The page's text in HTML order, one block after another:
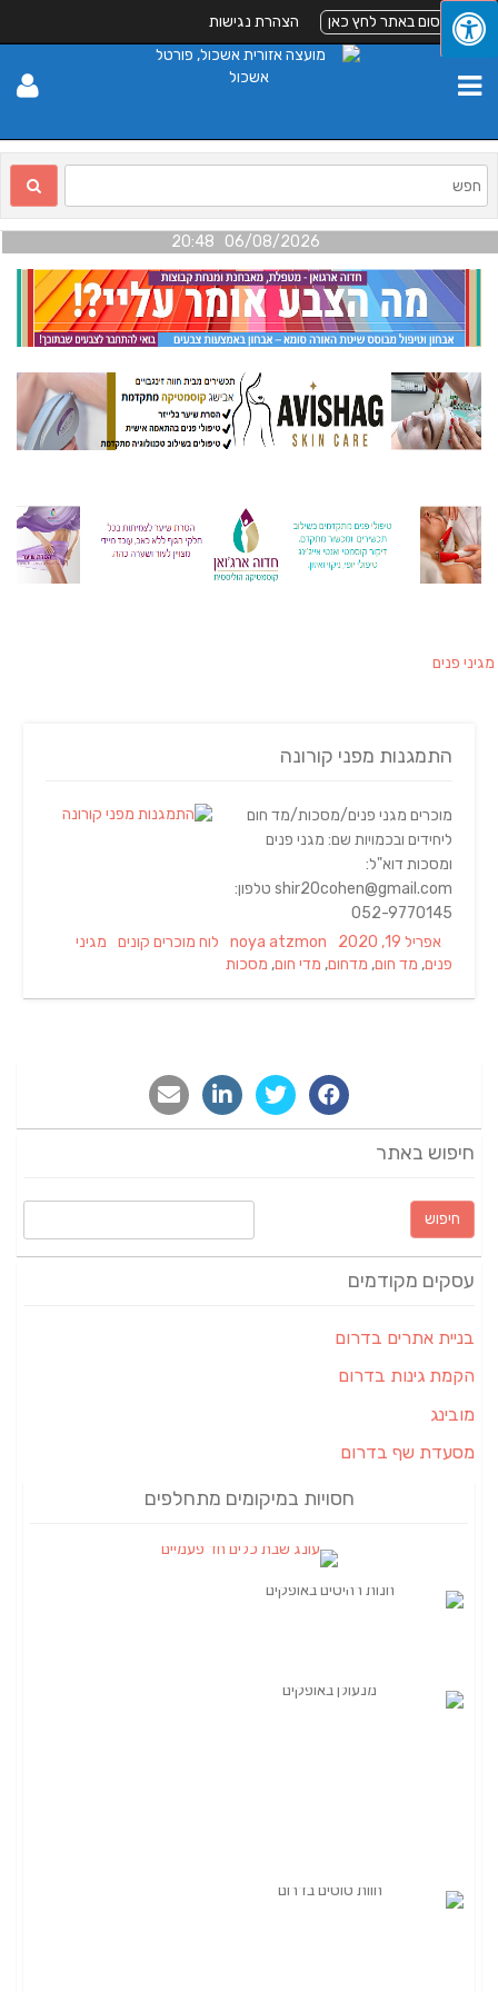
לפרסום באתר לחץ כאן הצהרת נגישות
06/08/2026 20:48
מגיני פנים
התמגנות מפני קורונה
מוכרים מגני פנים/מסכות/מד חום
ליחידים ובכמויות שם: מגני פנים
ומסכות דוא"ל:
shir20cohen@gmail.com טלפון:
052-9770145
Posted
on
אפריל 19, 2020 Author
noya atzmon
Categories
לוח מוכרים קונים Tags
מגיני
פנים, מד חום, מדחום, מדי חום, מסכות
חיפוש באתר
חיפוש:
עסקים מקודמים
בניית אתרים בדרום
הקמת גינות בדרום
מובינג
מסעדת שף בדרום
חסויות במיקומים מתחלפים